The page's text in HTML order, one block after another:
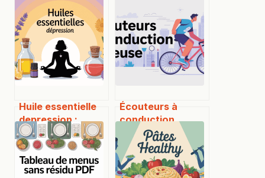
Huile essentielle
depression :
apaiser l’esprit et
compléter la prise
en charge
Écouteurs à
conduction
osseuse :
dangers, limites et
précautions à
connaître